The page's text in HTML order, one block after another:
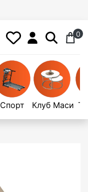
0
Спорт Клуб Маси